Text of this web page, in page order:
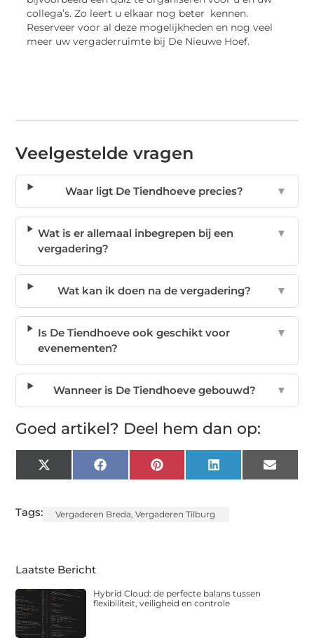
collega’s. Zo leert u elkaar nog beter kennen.
Reserveer voor al deze mogelijkheden en nog veel
meer uw vergaderruimte bij De Nieuwe Hoef.
Veelgestelde vragen
Waar ligt De Tiendhoeve precies? ▼
Wat is er allemaal inbegrepen bij een
vergadering?
▼
Wat kan ik doen na de vergadering? ▼
Is De Tiendhoeve ook geschikt voor
evenementen?
▼
Wanneer is De Tiendhoeve gebouwd? ▼
Goed artikel? Deel hem dan op:
X
(Twitter)
FacebookPinterest LinkedIn Email
Tags: Vergaderen Breda ,Vergaderen Tilburg
Laatste Bericht
Hybrid Cloud: de perfecte balans tussen
flexibiliteit, veiligheid en controle